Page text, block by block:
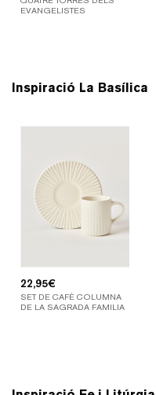
EVANGELISTES
Inspiració La Basílica
22,95€
SET DE CAFÈ COLUMNA
DE LA SAGRADA FAMILIA